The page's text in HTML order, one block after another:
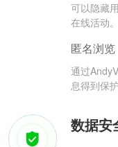
可以隐藏
在线活动。
匿名浏览
通过
息得到保护
数据安